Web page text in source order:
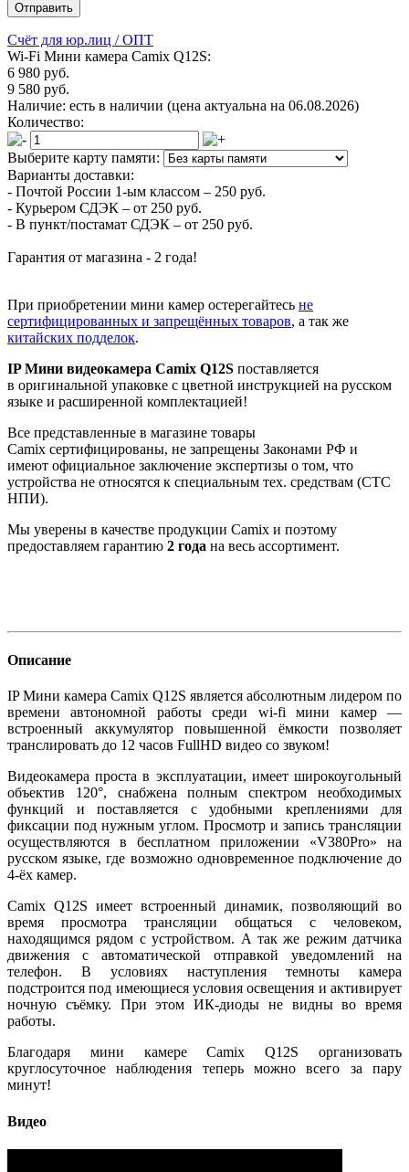
Счёт для юр.лиц / ОПТ
Wi-Fi Мини камера Camix Q12S:
6 980 руб.
9 580 руб.
Наличие: есть в наличии (цена актуальна на 06.08.2026)
Количество:
Выберите карту памяти:
Варианты доставки:
- Почтой России 1-ым классом – 250 руб.
- Курьером СДЭК – от 250 руб.
- В пункт/постамат СДЭК – от 250 руб.
Гарантия от магазина - 2 года!
При приобретении мини камер остерегайтесь не
сертифицированных и запрещённых товаров, а так же
китайских подделок.
IP Мини видеокамера Camix Q12S поставляется
в оригинальной упаковке с цветной инструкцией на русском
языке и расширенной комплектацией!
Все представленные в магазине товары
Camix сертифицированы, не запрещены Законами РФ и
имеют официальное заключение экспертизы о том, что
устройства не относятся к специальным тех. средствам (СТС
НПИ).
Мы уверены в качестве продукции Camix и поэтому
предоставляем гарантию 2 года на весь ассортимент.
Описание
IP Мини камера Camix Q12S является абсолютным лидером по
времени автономной работы среди wi-fi мини камер —
встроенный аккумулятор повышенной ёмкости позволяет
транслировать до 12 часов FullHD видео со звуком!
Видеокамера проста в эксплуатации, имеет широкоугольный
объектив 120°, снабжена полным спектром необходимых
функций и поставляется с удобными креплениями для
фиксации под нужным углом. Просмотр и запись трансляции
осуществляются в бесплатном приложении «V380Pro» на
русском языке, где возможно одновременное подключение до
4-ёх камер.
Camix Q12S имеет встроенный динамик, позволяющий во
время просмотра трансляции общаться с человеком,
находящимся рядом с устройством. А так же режим датчика
движения с автоматической отправкой уведомлений на
телефон. В условиях наступления темноты камера
подстроится под имеющиеся условия освещения и активирует
ночную съёмку. При этом ИК-диоды не видны во время
работы.
Благодаря мини камере Camix Q12S организовать
круглосуточное наблюдения теперь можно всего за пару
минут!
Видео